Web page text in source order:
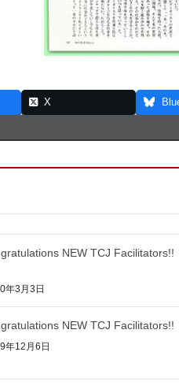
X
NEW TCJ Facilitators!!
年3月3日
NEW TCJ Facilitators!!
年12月6日